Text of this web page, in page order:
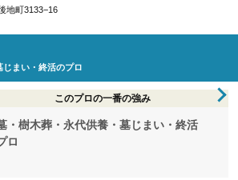
地町3133−16
まい・終活のプロ
このプロの一番の強み
・樹木葬・永代供養・墓じまい・終活
ロ